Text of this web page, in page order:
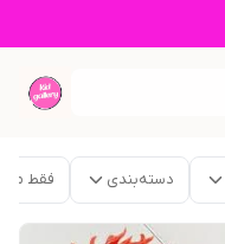
دسته‌بندی فقط